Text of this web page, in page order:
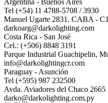
Argentina - Buenos Aires
Tel (+54) 11 4788-5708 / 3930
Manuel Ugarte 2831. CABA -
darkoarg@darkolighting.com
Costa Rica - San José
Cel.: (+506) 8848 3191
Parque Industrial Guachipelin,
info@darkolightingcr.com
Paraguay - Asunción
Tel (+595) 987 232500
Avda. Aviadores del Chaco 2665
darko@darkolighting.com.py